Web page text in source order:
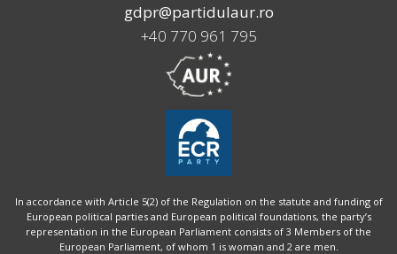
gdpr@partidulaur.ro
+40 770 961 795
In accordance with Article 5(2) of the Regulation on the statute and funding of
European political parties and European political foundations, the party’s
representation in the European Parliament consists of 3 Members of the
European Parliament, of whom 1 is woman and 2 are men.